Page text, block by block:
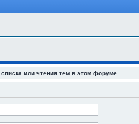
или чтения тем в этом форуме.